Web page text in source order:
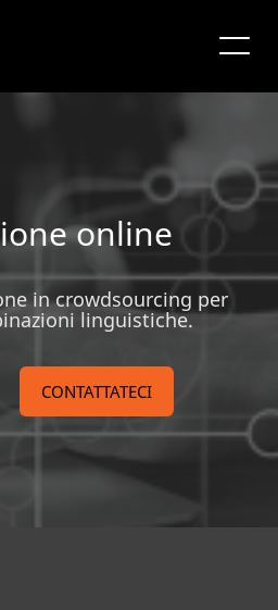
online
in crowdsourcing per
linguistiche.
CONTATTATECI